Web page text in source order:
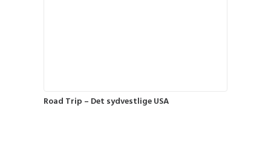
Road Trip – Det sydvestlige USA